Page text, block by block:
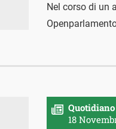
Nel corso di un
18